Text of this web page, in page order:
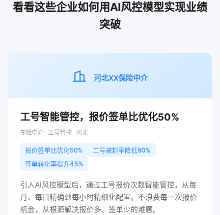
看看这些企业如何用AI风控模型实现业绩
突破
河北XX保险中介
工号智能管控，报价签单比优化50%
车险中介 · 工号管控 · 河北
报价签单比优化50%
工号被封率降低90%
签单转化率提升45%
引入AI风控模型后，通过工号报价次数智能管控，从每
月、每日精确到每小时精细化配置。不浪费每一次报价
机会，从根源解决报价多、签单少的难题。